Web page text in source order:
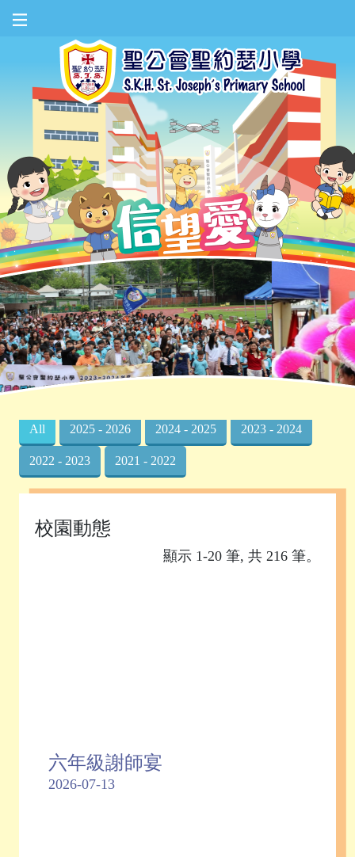
All 2025 - 2026 2024 - 2025 2023 - 2024
2022 - 2023 2021 - 2022
校園動態
顯示 1-20 筆, 共 216 筆。
六年級謝師宴
2026-07-13